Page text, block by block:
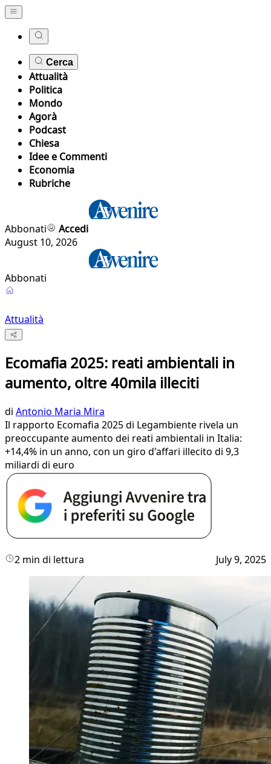
Cerca
Attualità
Politica
Mondo
Agorà
Podcast
Chiesa
Idee e Commenti
Economia
Rubriche
Abbonati
Accedi
August 10, 2026
Abbonati
Attualità
Ecomafia 2025: reati ambientali in
aumento, oltre 40mila illeciti
di Antonio Maria Mira
Il rapporto Ecomafia 2025 di Legambiente rivela un
preoccupante aumento dei reati ambientali in Italia:
+14,4% in un anno, con un giro d'affari illecito di 9,3
miliardi di euro
2 min di lettura July 9, 2025